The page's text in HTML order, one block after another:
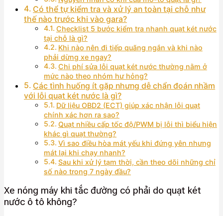
Có thể tự kiểm tra và xử lý an toàn tại chỗ như
thế nào trước khi vào gara?
Checklist 5 bước kiểm tra nhanh quạt két nước
tại chỗ là gì?
Khi nào nên đi tiếp quãng ngắn và khi nào
phải dừng xe ngay?
Chi phí sửa lỗi quạt két nước thường nằm ở
mức nào theo nhóm hư hỏng?
Các tình huống ít gặp nhưng dễ chẩn đoán nhầm
với lỗi quạt két nước là gì?
Dữ liệu OBD2 (ECT) giúp xác nhận lỗi quạt
chính xác hơn ra sao?
Quạt nhiều cấp tốc độ/PWM bị lỗi thì biểu hiện
khác gì quạt thường?
Vì sao điều hòa mát yếu khi đứng yên nhưng
mát lại khi chạy nhanh?
Sau khi xử lý tạm thời, cần theo dõi những chỉ
số nào trong 7 ngày đầu?
Xe nóng máy khi tắc đường có phải do quạt két
nước ô tô không?